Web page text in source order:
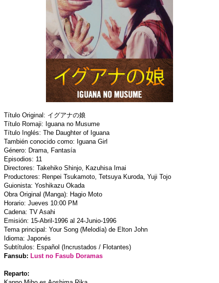
Título Original: イグアナの娘
Título Romaji: Iguana no Musume
Título Inglés: The Daughter of Iguana
También conocido como: Iguana Girl
Género: Drama, Fantasía
Episodios: 11
Directores: Takehiko Shinjo, Kazuhisa Imai
Productores: Renpei Tsukamoto, Tetsuya Kuroda, Yuji Tojo
Guionista: Yoshikazu Okada
Obra Original (Manga): Hagio Moto
Horario: Jueves 10:00 PM
Cadena: TV Asahi
Emisión: 15-Abril-1996 al 24-Junio-1996
Tema principal: Your Song (Melodía) de Elton John
Idioma: Japonés
Subtítulos: Español (Incrustados / Flotantes)
Fansub: Lust no Fasub Doramas
Reparto: